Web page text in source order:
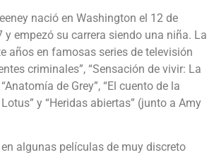
nació en Washington el 12 de
y empezó su carrera siendo una niña. La
años en famosas series de televisión
criminales”, “Sensación de vivir: La
de Grey”, “El cuento de la
y “Heridas abiertas” (junto a Amy
algunas películas de muy discreto